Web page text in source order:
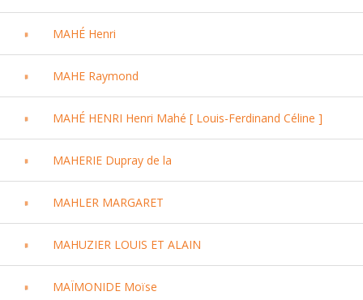
MAHÉ Henri
MAHE Raymond
MAHÉ HENRI Henri Mahé [ Louis-Ferdinand Céline ]
MAHERIE Dupray de la
MAHLER MARGARET
MAHUZIER LOUIS ET ALAIN
MAÏMONIDE Moïse